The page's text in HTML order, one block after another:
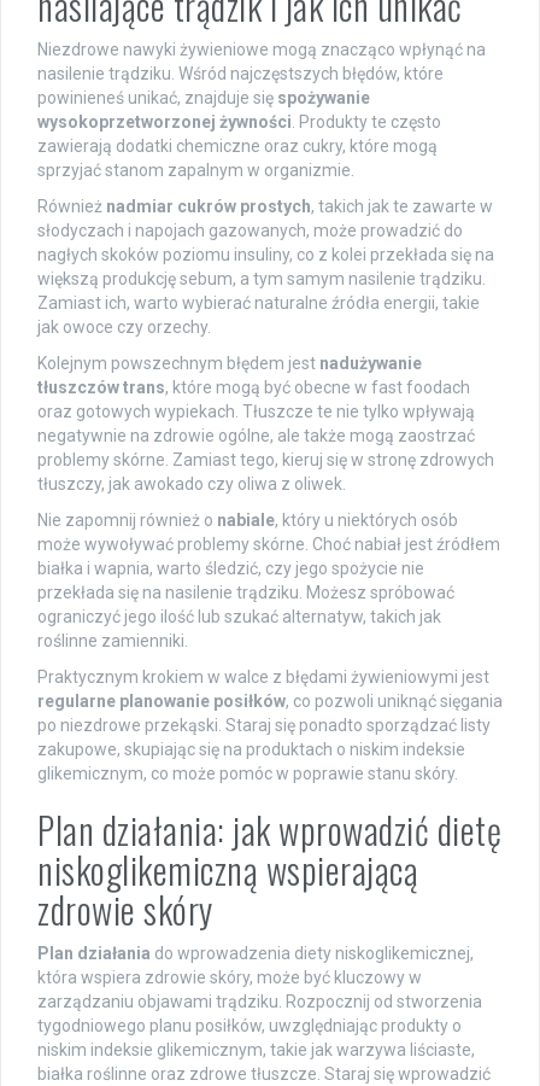
Niezdrowe nawyki żywieniowe mogą znacząco wpłynąć na
nasilenie trądziku. Wśród najczęstszych błędów, które
powinieneś unikać, znajduje się spożywanie
wysokoprzetworzonej żywności . Produkty te często
zawierają dodatki chemiczne oraz cukry, które mogą
sprzyjać stanom zapalnym w organizmie.
Również nadmiar cukrów prostych, takich jak te zawarte w
słodyczach i napojach gazowanych, może prowadzić do
nagłych skoków poziomu insuliny, co z kolei przekłada się na
większą produkcję sebum, a tym samym nasilenie trądziku.
Zamiast ich, warto wybierać naturalne źródła energii, takie
jak owoce czy orzechy.
Kolejnym powszechnym błędem jest nadużywanie
tłuszczów trans, które mogą być obecne w fast foodach
oraz gotowych wypiekach. Tłuszcze te nie tylko wpływają
negatywnie na zdrowie ogólne, ale także mogą zaostrzać
problemy skórne. Zamiast tego, kieruj się w stronę zdrowych
tłuszczy, jak awokado czy oliwa z oliwek.
Nie zapomnij również o nabiale, który u niektórych osób
może wywoływać problemy skórne. Choć nabiał jest źródłem
białka i wapnia, warto śledzić, czy jego spożycie nie
przekłada się na nasilenie trądziku. Możesz spróbować
ograniczyć jego ilość lub szukać alternatyw, takich jak
roślinne zamienniki.
Praktycznym krokiem w walce z błędami żywieniowymi jest
regularne planowanie posiłków, co pozwoli uniknąć sięgania
po niezdrowe przekąski. Staraj się ponadto sporządzać listy
zakupowe, skupiając się na produktach o niskim indeksie
glikemicznym, co może pomóc w poprawie stanu skóry.
Plan działania: jak wprowadzić dietę
niskoglikemiczną wspierającą
zdrowie skóry
Plan działania do wprowadzenia diety niskoglikemicznej,
która wspiera zdrowie skóry, może być kluczowy w
zarządzaniu objawami trądziku. Rozpocznij od stworzenia
tygodniowego planu posiłków, uwzględniając produkty o
niskim indeksie glikemicznym, takie jak warzywa liściaste,
białka roślinne oraz zdrowe tłuszcze. Staraj się wprowadzić